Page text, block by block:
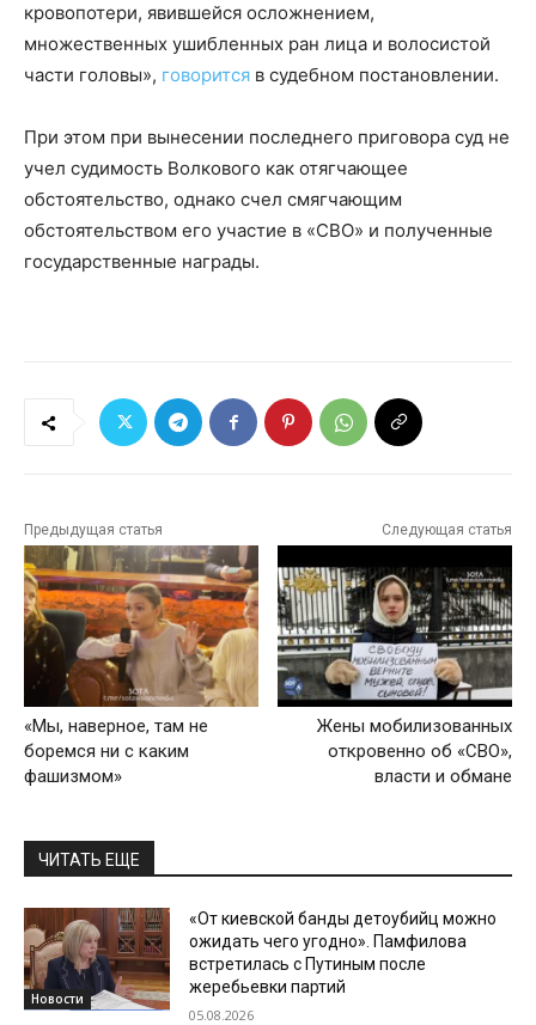
кровопотери, явившейся осложнением,
множественных ушибленных ран лица и волосистой
части головы», говорится в судебном постановлении.
При этом при вынесении последнего приговора суд не
учел судимость Волкового как отягчающее
обстоятельство, однако счел смягчающим
обстоятельством его участие в «СВО» и полученные
государственные награды.
Предыдущая статья
«Мы, наверное, там не
боремся ни с каким
фашизмом»
Следующая статья
Жены мобилизованных
откровенно об «СВО»,
власти и обмане
ЧИТАТЬ ЕЩЕ
Новости
«От киевской банды детоубийц можно
ожидать чего угодно». Памфилова
встретилась с Путиным после
жеребьевки партий
05.08.2026